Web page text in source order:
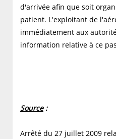
d'arrivée afin que soit
patient. L'exploitant de
immédiatement aux
information relative à ce
Source:
Arrêté du 27 juillet 2009